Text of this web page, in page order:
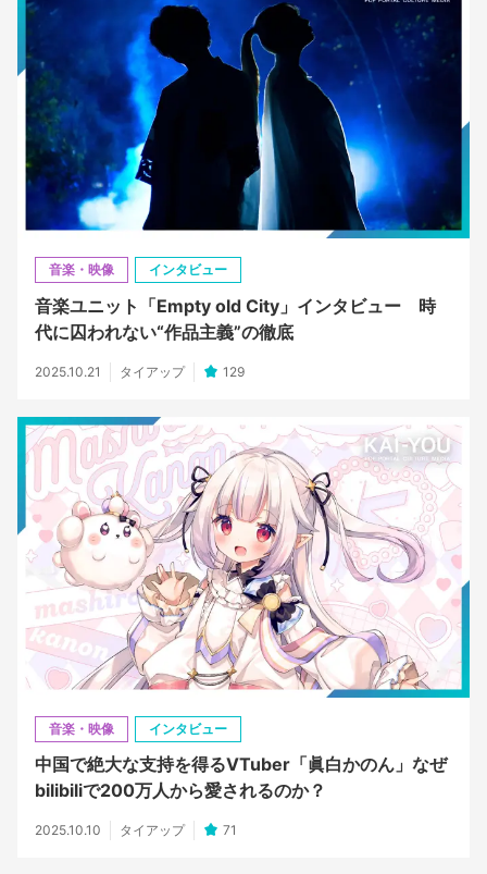
音楽・映像 インタビュー
音楽ユニット「Empty old City」インタビュー 時
代に囚われない“作品主義”の徹底
2025.10.21 タイアップ 129
音楽・映像 インタビュー
中国で絶大な支持を得るVTuber「眞白かのん」なぜ
bilibiliで200万人から愛されるのか？
2025.10.10 タイアップ 71